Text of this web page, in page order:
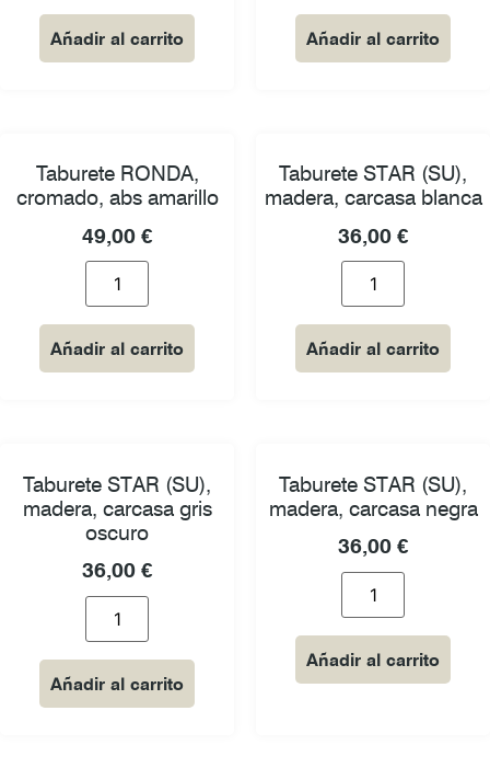
Añadir al carrito Añadir al carrito
Taburete RONDA,
cromado, abs amarillo
49,00 €
Añadir al carrito
Taburete STAR (SU),
madera, carcasa blanca
36,00 €
Añadir al carrito
Taburete STAR (SU),
madera, carcasa gris
oscuro
36,00 €
Añadir al carrito
Taburete STAR (SU),
madera, carcasa negra
36,00 €
Añadir al carrito